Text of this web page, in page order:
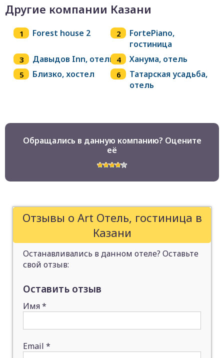
Другие компании Казани
Forest house 2
FortePiano,
гостиница
Давыдов Inn, отель
Ханума, отель
Близко, хостел
Татарская усадьба,
отель
Обращались в данную компанию? Оцените
её
Отзывы о Art Отель, гостиница в
Казани
Останавливались в данном отеле? Оставьте
свой отзыв:
Оставить отзыв
Имя*
Email *